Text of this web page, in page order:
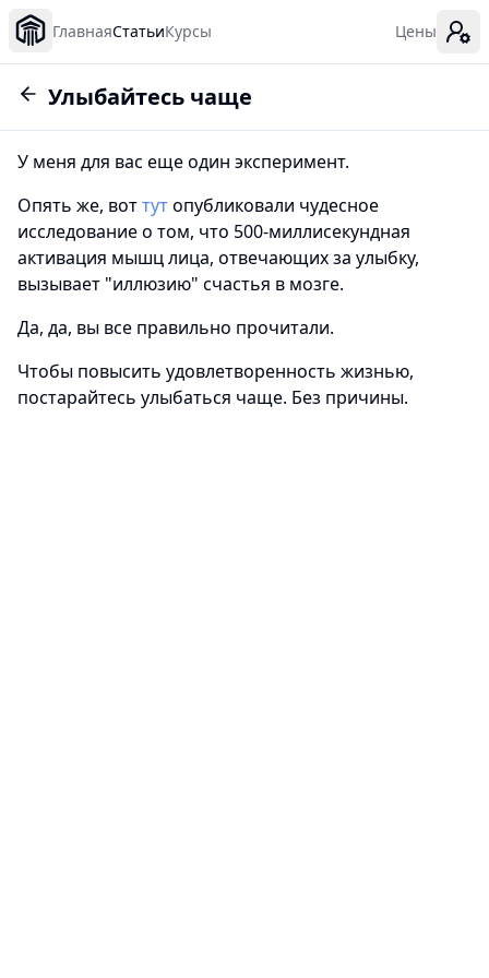
ГлавнаяСтатьиКурсы Цены
Улыбайтесь чаще
У меня для вас еще один эксперимент.
Опять же, воттутопубликовали чудесное
исследование о том, что 500-миллисекундная
активация мышц лица, отвечающих за улыбку,
вызывает "иллюзию" счастья в мозге.
Да, да, вы все правильно прочитали.
Чтобы повысить удовлетворенность жизнью,
постарайтесь улыбаться чаще. Без причины.